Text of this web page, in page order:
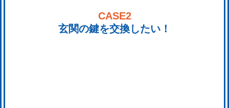
CASE2
玄関の鍵を交換したい！